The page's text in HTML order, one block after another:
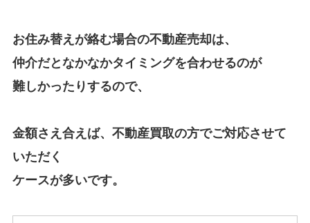
お住み替えが絡む場合の不動産売却は、
仲介だとなかなかタイミングを合わせるのが
難しかったりするので、
金額さえ合えば、不動産買取の方でご対応させて
いただく
ケースが多いです。